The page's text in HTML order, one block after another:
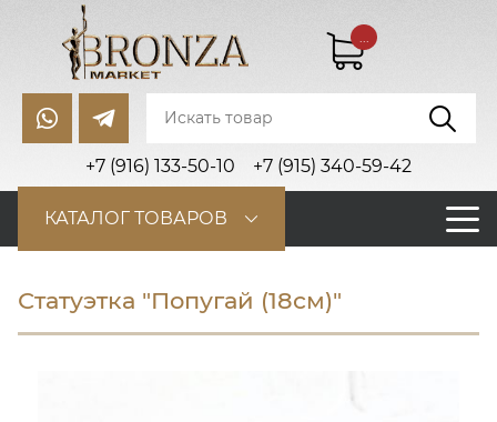
+7 (916) 133-50-10 +7 (915) 340-59-42
...
КАТАЛОГ ТОВАРОВ
Статуэтка "Попугай (18см)"